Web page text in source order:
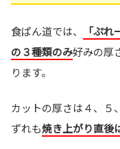
食ぱん道では、
「ぷ
の３種類のみ好みの厚
ります。
カットの厚さは４、５
ずれも焼き上がり直後